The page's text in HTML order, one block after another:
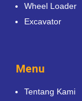
Wheel Loader
Excavator
Menu
Tentang Kami